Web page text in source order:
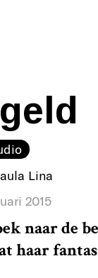
Lina
2015
naar de
haar